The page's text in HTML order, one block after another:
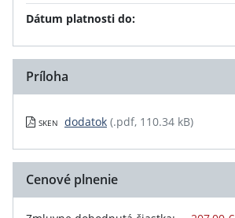
Dátum platnosti do:
Príloha
SKEN dodatok (.pdf, 110.34 kB)
Cenové plnenie